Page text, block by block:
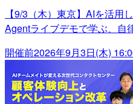
【9/3（木）東京】AIを活用
Agentライブデモで学ぶ、自
開催前2026年9月3日(木)